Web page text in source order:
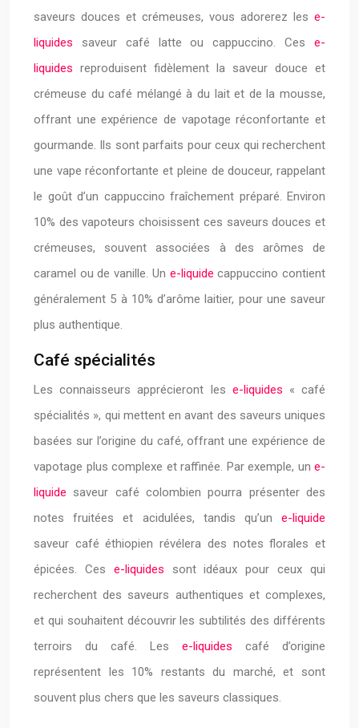
saveurs douces et crémeuses, vous adorerez les e-
liquides saveur café latte ou cappuccino. Cese-
liquides reproduisent fidèlement la saveur douce et
crémeuse du café mélangé à du lait et de la mousse,
offrant une expérience de vapotage réconfortante et
gourmande. Ils sont parfaits pour ceux qui recherchent
une vape réconfortante et pleine de douceur, rappelant
le goût d’un cappuccino fraîchement préparé. Environ
10% des vapoteurs choisissent ces saveurs douces et
crémeuses, souvent associées à des arômes de
caramel ou de vanille. Un e-liquidecappuccino contient
généralement 5 à 10% d’arôme laitier, pour une saveur
plus authentique.
Café spécialités
Les connaisseurs apprécieront les e-liquides « café
spécialités », qui mettent en avant des saveurs uniques
basées sur l’origine du café, offrant une expérience de
vapotage plus complexe et raffinée. Par exemple, un e-
liquide saveur café colombien pourra présenter des
notes fruitées et acidulées, tandis qu’un e-liquide
saveur café éthiopien révélera des notes florales et
épicées. Ces e-liquides sont idéaux pour ceux qui
recherchent des saveurs authentiques et complexes,
et qui souhaitent découvrir les subtilités des différents
terroirs du café. Les e-liquides café d’origine
représentent les 10% restants du marché, et sont
souvent plus chers que les saveurs classiques.